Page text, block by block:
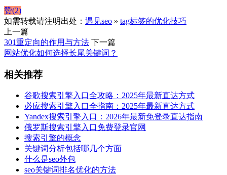
赞(2)
如需转载请注明出处： 遇见seo » tag标签的优化技巧
上一篇
301重定向的作用与方法 下一篇
网站优化如何选择长尾关键词？
相关推荐
谷歌搜索引擎入口全攻略：2025年最新直达方式
必应搜索引擎入口全指南：2025年最新直达方式
Yandex搜索引擎入口：2026年最新免登录直达指南
俄罗斯搜索引擎入口免费登录官网
搜索引擎的概念
关键词分析包括哪几个方面
什么是seo外包
seo关键词排名优化的方法